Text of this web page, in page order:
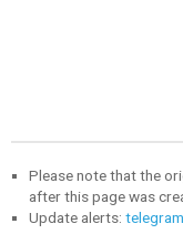
Please note that the
after this page was
Update alerts: telegram